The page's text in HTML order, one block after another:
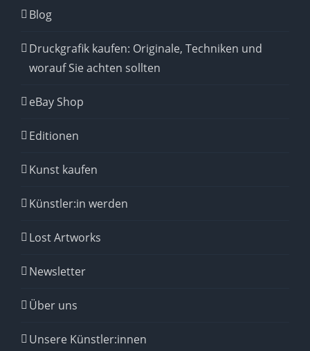
Blog
Druckgrafik kaufen: Originale, Techniken und
worauf Sie achten sollten
eBay Shop
Editionen
Kunst kaufen
Künstler:in werden
Lost Artworks
Newsletter
Über uns
Unsere Künstler:innen